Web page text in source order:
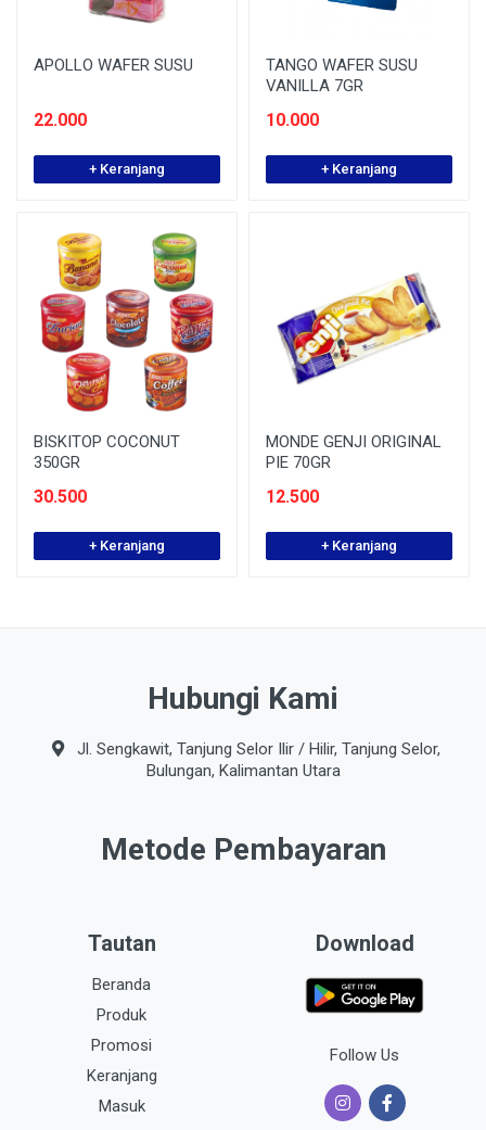
APOLLO WAFER SUSU
22.000
+ Keranjang
TANGO WAFER SUSU
VANILLA 7GR
10.000
+ Keranjang
BISKITOP COCONUT
350GR
30.500
+ Keranjang
MONDE GENJI ORIGINAL
PIE 70GR
12.500
+ Keranjang
Hubungi Kami
Jl. Sengkawit, Tanjung Selor Ilir / Hilir, Tanjung Selor,
Bulungan, Kalimantan Utara
Metode Pembayaran
Tautan
Beranda
Produk
Promosi
Keranjang
Masuk
Download
Follow Us